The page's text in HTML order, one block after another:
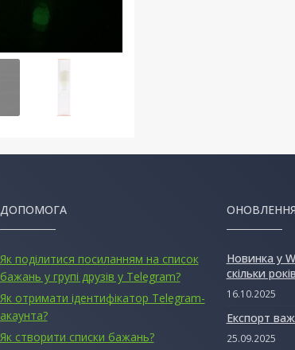
ДОПОМОГА
Як поділитися посиланням на список
бажань у групі друзів у Telegram?
Як отримати ідентифікатор Telegram-
акаунта?
Як створити списки бажань?
Новинка у
скільки
16.10.2025
Експорт
25.09.2025